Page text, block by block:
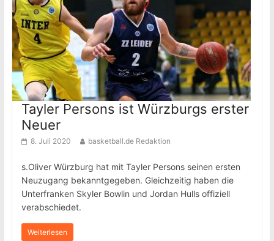
Tayler Persons ist Würzburgs erster
Neuer
8. Juli 2020 basketball.de Redaktion
s.Oliver Würzburg hat mit Tayler Persons seinen ersten
Neuzugang bekanntgegeben. Gleichzeitig haben die
Unterfranken Skyler Bowlin und Jordan Hulls offiziell
verabschiedet.
Weiterlesen